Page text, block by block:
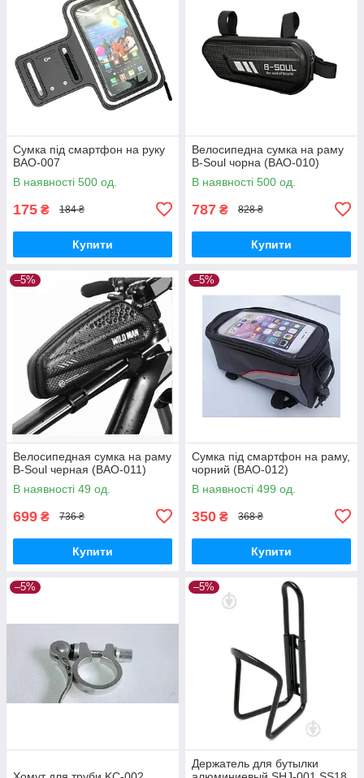
Сумка під смартфон на руку
BAO-007
В наявності 500 од.
175 ₴ 184 ₴
Купити
Велосипедна сумка на раму
B-Soul чорна (BAO-010)
В наявності 500 од.
787 ₴ 828 ₴
Купити
–5%
Велосипедная сумка на раму
B-Soul черная (BAO-011)
В наявності 49 од.
699 ₴ 736 ₴
Купити
–5%
Сумка під смартфон на раму,
чорний (BAO-012)
В наявності 499 од.
350 ₴ 368 ₴
Купити
–5% –5%
Держатель для бутылки